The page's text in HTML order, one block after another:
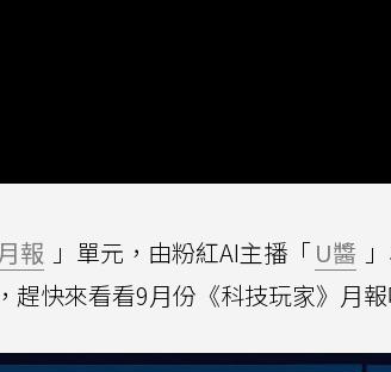
報 」單元，由粉紅AI主播「U醬
快來看看9月份《科技玩家》月報